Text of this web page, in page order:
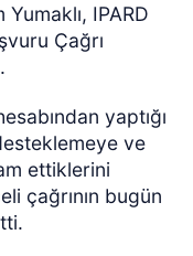
IPARD
Çağrı
yaptığı
ve
ettiklerini
çağrının bugün